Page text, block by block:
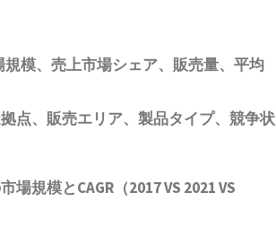
規模、売上市場シェア、販売量、平均
点、販売エリア、製品タイプ、競争状
場規模とCAGR（2017 VS 2021 VS